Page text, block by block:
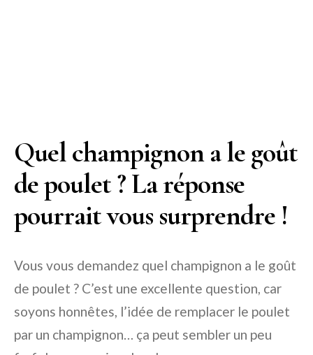
Quel champignon a le goût
de poulet ? La réponse
pourrait vous surprendre !
Vous vous demandez quel champignon a le goût
de poulet ? C’est une excellente question, car
soyons honnêtes, l’idée de remplacer le poulet
par un champignon… ça peut sembler un peu